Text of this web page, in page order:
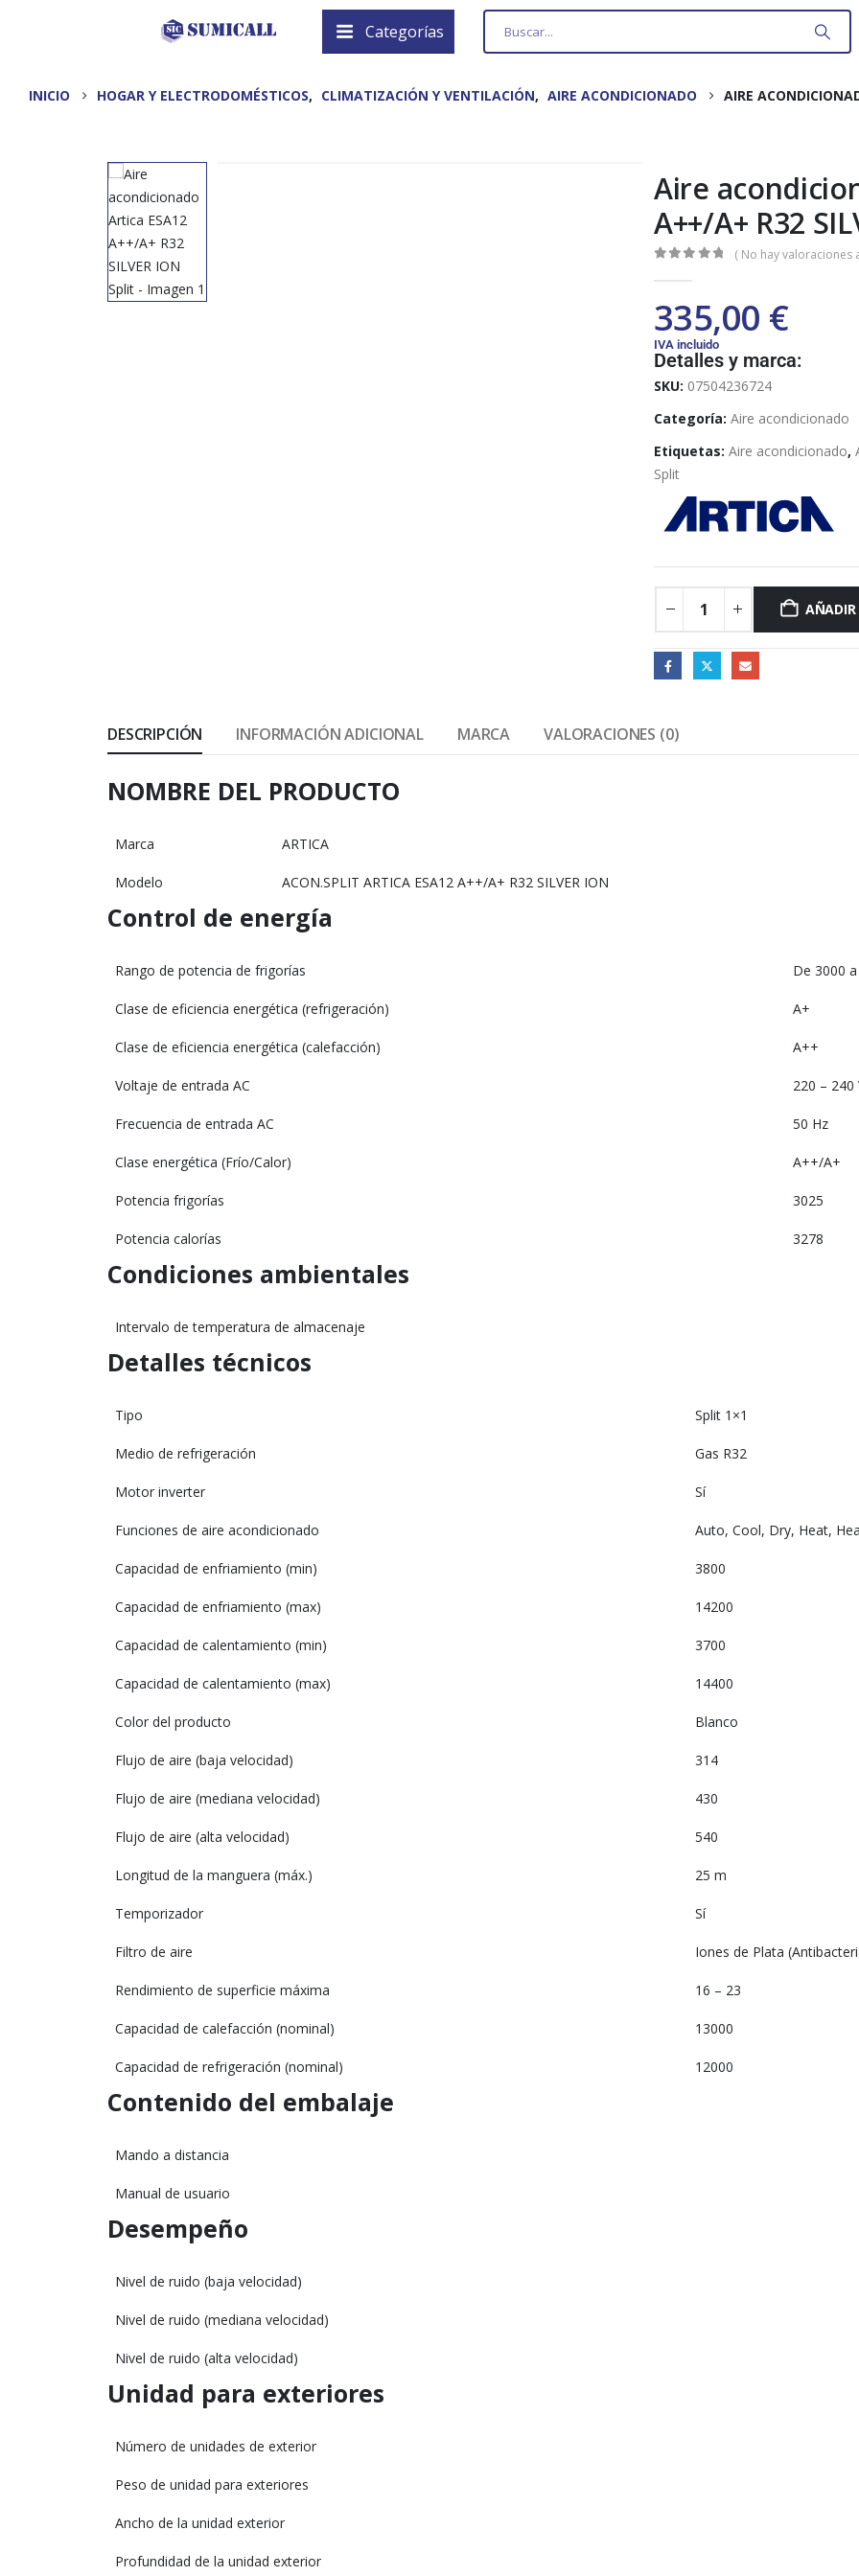
Categorías
INICIO HOGAR Y ELECTRODOMÉSTICOS, CLIMATIZACIÓN Y VENTILACIÓN, AIRE ACONDICIONADO AIRE
Aire
A++/A+ R32
( No hay valoraciones
335,00 €
IVA incluido
Detalles y marca:
SKU: 07504236724
Categoría: Aire acondicionado
Etiquetas: Aire acondicionado,
Split
AÑADIR
DESCRIPCIÓN INFORMACIÓN ADICIONAL MARCA VALORACIONES (0)
NOMBRE DEL PRODUCTO
Marca ARTICA
Modelo ACON.SPLIT ARTICA ESA12 A++/A+ R32 SILVER ION
Control de energía
Rango de potencia de frigorías De 3000
Clase de eficiencia energética (refrigeración) A+
Clase de eficiencia energética (calefacción) A++
Voltaje de entrada AC 220 – 240
Frecuencia de entrada AC 50 Hz
Clase energética (Frío/Calor) A++/A+
Potencia frigorías 3025
Potencia calorías 3278
Condiciones ambientales
Intervalo de temperatura de almacenaje
Detalles técnicos
Tipo Split 1×1
Medio de refrigeración Gas R32
Motor inverter Sí
Funciones de aire acondicionado Auto, Cool, Dry, Heat,
Capacidad de enfriamiento (min) 3800
Capacidad de enfriamiento (max) 14200
Capacidad de calentamiento (min) 3700
Capacidad de calentamiento (max) 14400
Color del producto Blanco
Flujo de aire (baja velocidad) 314
Flujo de aire (mediana velocidad) 430
Flujo de aire (alta velocidad) 540
Longitud de la manguera (máx.) 25 m
Temporizador Sí
Filtro de aire Iones de Plata
Rendimiento de superficie máxima 16 – 23
Capacidad de calefacción (nominal) 13000
Capacidad de refrigeración (nominal) 12000
Contenido del embalaje
Mando a distancia
Manual de usuario
Desempeño
Nivel de ruido (baja velocidad)
Nivel de ruido (mediana velocidad)
Nivel de ruido (alta velocidad)
Unidad para exteriores
Número de unidades de exterior
Peso de unidad para exteriores
Ancho de la unidad exterior
Profundidad de la unidad exterior